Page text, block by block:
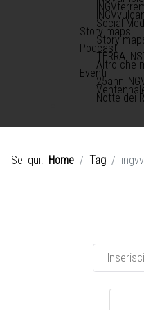
Social
Story maps
Story
Podcast
TERRA
Altro che
Eventi
Notte dei
Sei qui: Home Tag
Inserisci